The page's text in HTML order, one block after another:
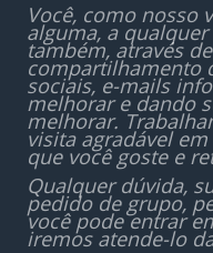
Você, como nosso
alguma, a
também, através
compartilhamento
sociais, e-mails
melhorar e dando
melhorar.
visita agradável
que você goste e
Qualquer dúvida,
pedido de grupo,
você pode entrar
iremos atende-lo